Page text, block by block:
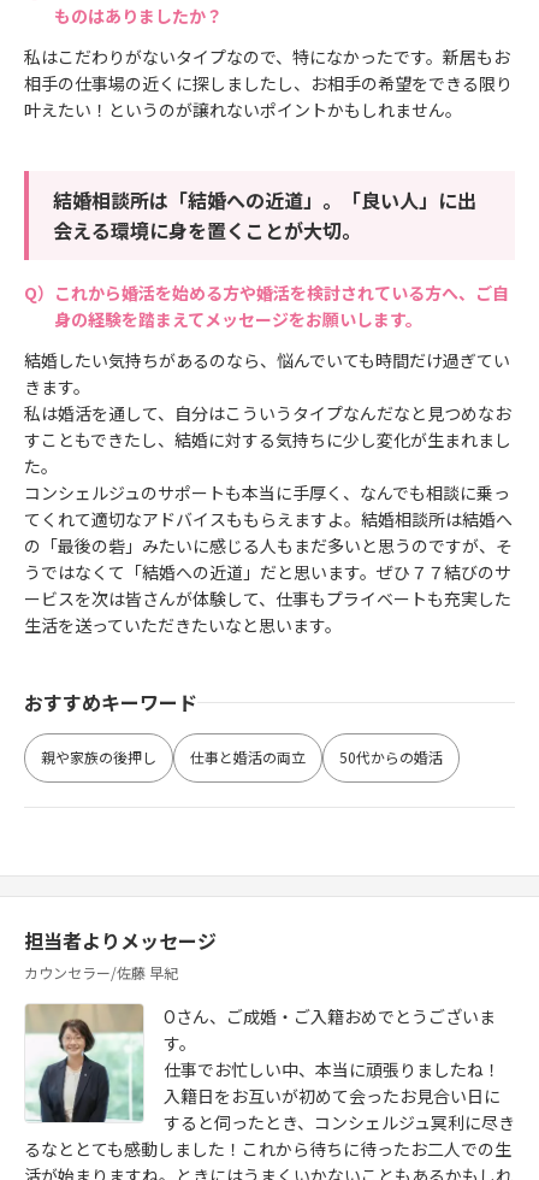
ものはありましたか？
私はこだわりがないタイプなので、特になかったです。新居もお
相手の仕事場の近くに探しましたし、お相手の希望をできる限り
叶えたい！というのが譲れないポイントかもしれません。
結婚相談所は「結婚への近道」。「良い人」に出
会える環境に身を置くことが大切。
これから婚活を始める方や婚活を検討されている方へ、ご自
身の経験を踏まえてメッセージをお願いします。
結婚したい気持ちがあるのなら、悩んでいても時間だけ過ぎてい
きます。
私は婚活を通して、自分はこういうタイプなんだなと見つめなお
すこともできたし、結婚に対する気持ちに少し変化が生まれまし
た。
コンシェルジュのサポートも本当に手厚く、なんでも相談に乗っ
てくれて適切なアドバイスももらえますよ。結婚相談所は結婚へ
の「最後の砦」みたいに感じる人もまだ多いと思うのですが、そ
うではなくて「結婚への近道」だと思います。ぜひ７７結びのサ
ービスを次は皆さんが体験して、仕事もプライベートも充実した
生活を送っていただきたいなと思います。
おすすめキーワード
親や家族の後押し 仕事と婚活の両立 50代からの婚活
担当者よりメッセージ
カウンセラー/佐藤 早紀
Oさん、ご成婚・ご入籍おめでとうございま
す。
仕事でお忙しい中、本当に頑張りましたね！
入籍日をお互いが初めて会ったお見合い日に
すると伺ったとき、コンシェルジュ冥利に尽き
るなととても感動しました！これから待ちに待ったお二人での生
活が始まりますね。ときにはうまくいかないこともあるかもしれ